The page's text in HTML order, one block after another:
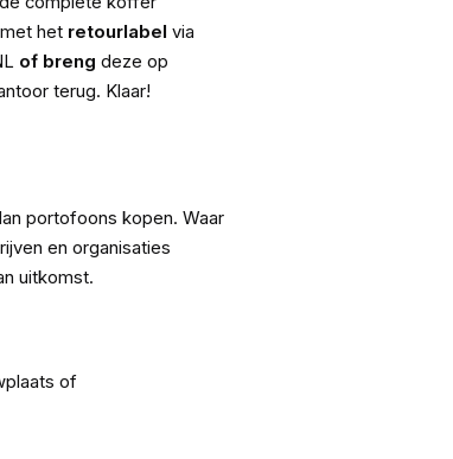
het retourlabel via
of breng deze op
terug. Klaar!
portofoons kopen. Waar
en organisaties
uitkomst.
of